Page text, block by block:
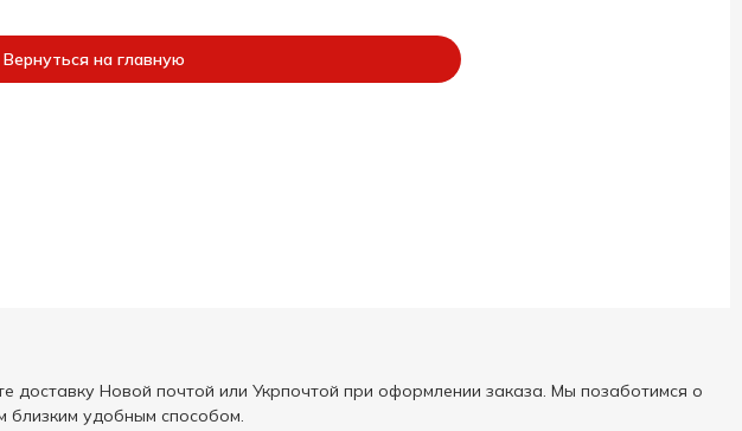
Вернуться на главную
Новой почтой или Укрпочтой при оформлении заказа. Мы позаботимся о
близким удобным способом.